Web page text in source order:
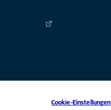
Cookie-Einstellungen